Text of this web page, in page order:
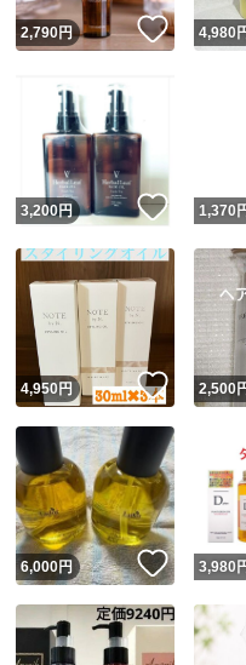
安心
いいね！
2,790円 いいね！
4,980
いいね！
3,200円 いいね！
1,370
いいね！
4,950円 いいね！
2,500
いいね！
6,000円 いいね！
3,980